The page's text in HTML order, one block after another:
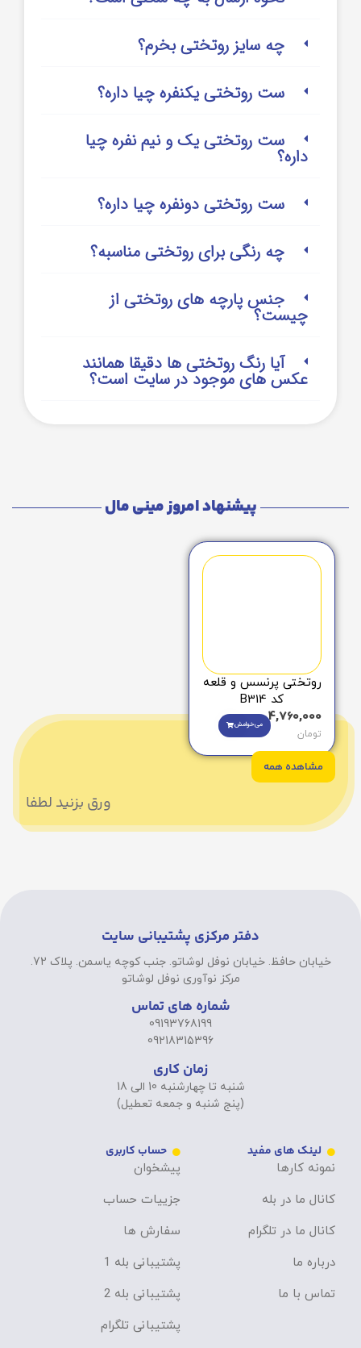
چه سایز روتختی بخرم؟
ست روتختی یکنفره چیا داره؟
ست روتختی یک و نیم نفره چیا
داره؟
ست روتختی دونفره چیا داره؟
چه رنگی برای روتختی مناسبه؟
جنس پارچه های روتختی از
چیست؟
آیا رنگ روتختی ها دقیقا همانند
عکس های موجود در سایت است؟
پیشنهاد امروز مینی مال
روتختی پرنسس و قلعه
کد B314
4,760,000
تومان
می‌خوامش
مشاهده همه
ورق بزنید لطفا
دفتر مرکزی پشتیبانی سایت
خیابان حافظ. خیابان نوفل لوشاتو. جنب کوچه یاسمن. پلاک 72.
مرکز نوآوری نوفل لوشاتو
شماره های تماس
09193768199
09218315396
زمان کاری
شنبه تا چهارشنبه 10 الی 18
(پنج شنبه و جمعه تعطیل)
لینک های مفید
نمونه کارها
کانال ما در بله
کانال ما در تلگرام
درباره ما
تماس با ما
حساب کاربری
پیشخوان
جزییات حساب
سفارش ها
پشتیبانی بله 1
پشتیبانی بله 2
پشتیبانی تلگرام